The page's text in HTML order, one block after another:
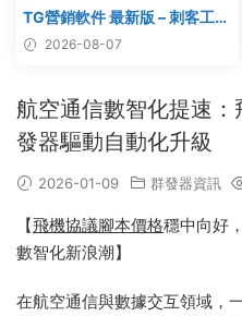
TG營銷軟件 最新版 – 刺客工作
室破解版
2026-08-07
航空通信數智化提速
發器驅動自動化升級
2026-01-09 群發器資訊
【飛機協議腳本價格穩中向好
數智化新浪潮】
在航空通信與數據交互領域，